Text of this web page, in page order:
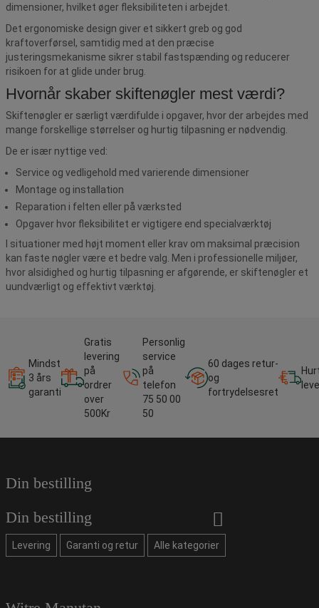
dimensioner, hvilket øger fleksibiliteten i arbejdet.
Det ergonomiske design giver et sikkert greb og god
kraftoverførsel, samtidig med at den præcise
justeringsmekanisme sikrer stabil fastspænding og reducerer
risikoen for at glide under brug.
Hvornår skaber skiftenøgler mest værdi?
Skiftenøgler er særligt værdifulde i opgaver, hvor der arbejdes med
mange forskellige størrelser og hurtig tilpasning er nødvendig.
De er især nyttige ved:
Service og vedligehold med varierende dimensioner
Montage og installation
Reparation i felten eller på værksted
Opgaver hvor fleksibilitet er vigtigere end specialværktøj
I situationer med højt moment eller krav om maksimal præcision
kan faste nøgler være et bedre valg. Men i professionelle miljøer,
hvor alsidighed og hurtig tilpasning er afgørende, er skiftenøgler et
uundværligt og effektivt værktøj.
Mindst
3 års
garanti
Gratis
levering
på
ordrer
over
500Kr
Personlig
service
på
telefon
75 50 00
50
60 dages retur-
og
fortrydelsesret
Din bestilling
Din bestilling
Levering Garanti og retur Alle kategorier